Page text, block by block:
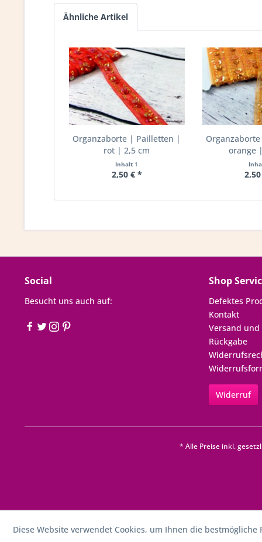
Ähnliche Artikel
Organzaborte | Pailletten |
rot | 2,5 cm
Inhalt 1
2,50 € *
orange
Social
Besucht uns auch auf:
Shop
Defektes
Kontakt
Versand
Rückgabe
Widerruf
* Alle Preise inkl.
Diese Website verwendet Cookies, um Ihnen die